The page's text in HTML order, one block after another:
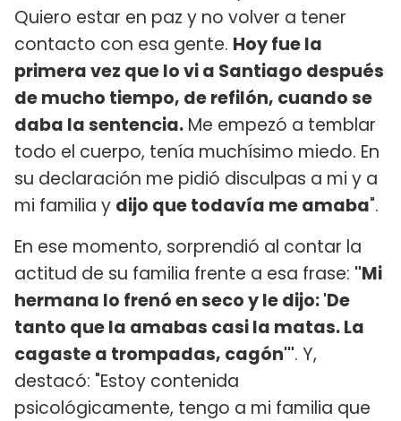
Quiero estar en paz y no volver a tener
contacto con esa gente. Hoy fue la
primera vez que lo vi a Santiago después
de mucho tiempo, de refilón, cuando se
daba la sentencia. Me empezó a temblar
todo el cuerpo, tenía muchísimo miedo. En
su declaración me pidió disculpas a mi y a
mi familia y dijo que todavía me amaba".
En ese momento, sorprendió al contar la
actitud de su familia frente a esa frase: "Mi
hermana lo frenó en seco y le dijo: 'De
tanto que la amabas casi la matas. La
cagaste a trompadas, cagón'". Y,
destacó: "Estoy contenida
psicológicamente, tengo a mi familia que